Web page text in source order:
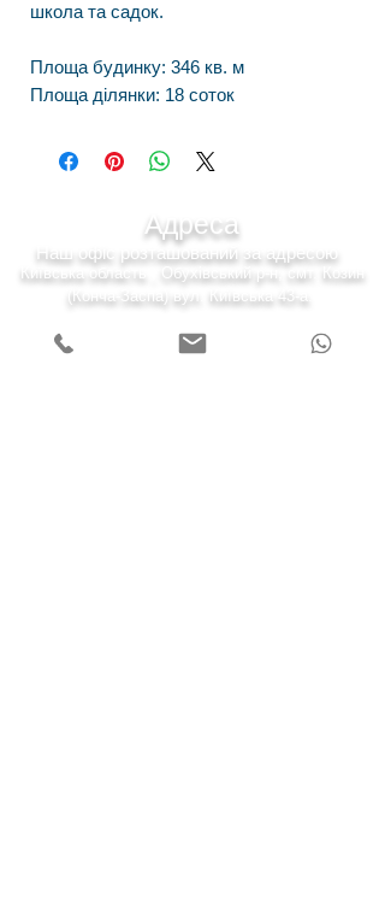
школа та садок.
Площа будинку: 346 кв. м
Площа ділянки: 18 соток
Адреса
Наш офіс розташований за адресою
Київська область , Обухівський р-н, смт. Козин
(Конча-Заспа) вул. Київська 43-а.